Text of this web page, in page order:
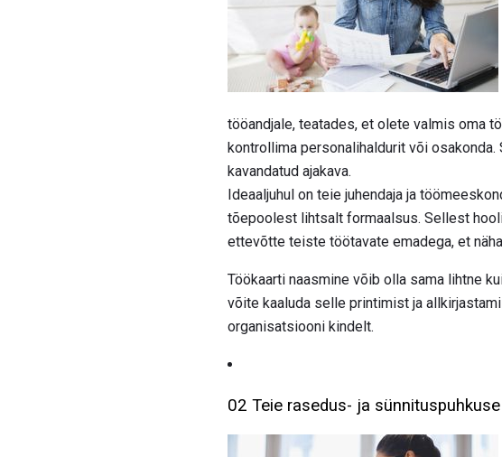
tööandjale, teatades, et olete valmis oma
kontrollima personalihaldurit või
kavandatud ajakava.
Ideaaljuhul on teie juhendaja ja
tõepoolest lihtsalt formaalsus. Sellest
ettevõtte teiste töötavate emadega, et
Töökaarti naasmine võib olla sama lihtne
võite kaaluda selle printimist ja
organisatsiooni kindelt.
02 Teie rasedus- ja